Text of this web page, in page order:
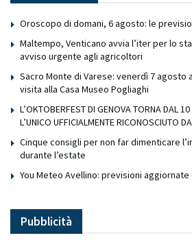
Oroscopo di domani, 6 agosto: le
Maltempo, Venticano avvia l’iter per lo
avviso urgente agli agricoltori
Sacro Monte di Varese: venerdì 7 agosto
visita alla Casa Museo Pogliaghi
L’OKTOBERFEST DI GENOVA TORNA DAL
L’UNICO UFFICIALMENTE RICONOSCIUTO
Cinque consigli per non far dimenticare
durante l’estate
You Meteo Avellino: previsioni
Pubblicità